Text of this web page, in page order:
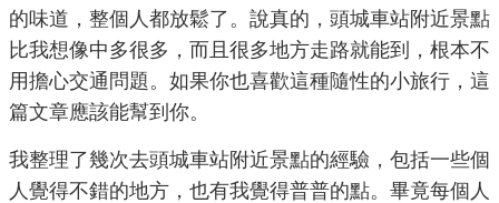
的味道，整個人都放鬆了。說真的，頭城車站附近景點
比我想像中多很多，而且很多地方走路就能到，根本不
用擔心交通問題。如果你也喜歡這種隨性的小旅行，這
篇文章應該能幫到你。
我整理了幾次去頭城車站附近景點的經驗，包括一些個
人覺得不錯的地方，也有我覺得普普的點。畢竟每個人